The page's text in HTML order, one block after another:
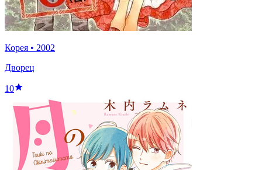
Корея • 2002
Дворец
10